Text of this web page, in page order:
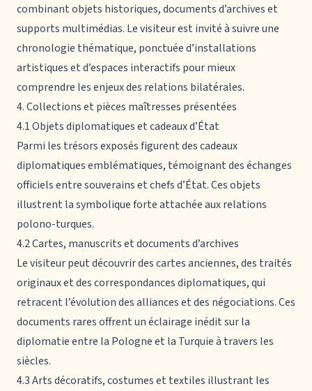
combinant objets historiques, documents d’archives et
supports multimédias. Le visiteur est invité à suivre une
chronologie thématique, ponctuée d’installations
artistiques et d’espaces interactifs pour mieux
comprendre les enjeux des relations bilatérales.
4. Collections et pièces maîtresses présentées
4.1 Objets diplomatiques et cadeaux d’État
Parmi les trésors exposés figurent des cadeaux
diplomatiques emblématiques, témoignant des échanges
officiels entre souverains et chefs d’État. Ces objets
illustrent la symbolique forte attachée aux relations
polono-turques.
4.2 Cartes, manuscrits et documents d’archives
Le visiteur peut découvrir des cartes anciennes, des traités
originaux et des correspondances diplomatiques, qui
retracent l’évolution des alliances et des négociations. Ces
documents rares offrent un éclairage inédit sur la
diplomatie entre la Pologne et la Turquie à travers les
siècles.
4.3 Arts décoratifs, costumes et textiles illustrant les